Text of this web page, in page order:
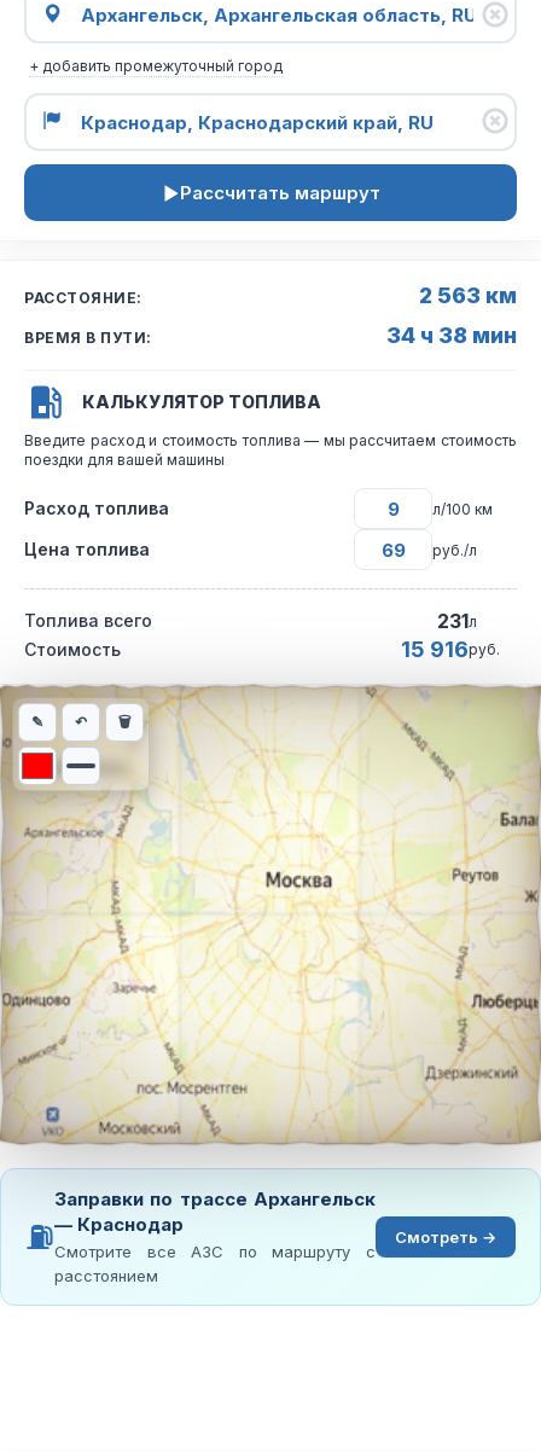
+ добавить промежуточный город
Рассчитать маршрут
РАССТОЯНИЕ: 2 563 км
ВРЕМЯ В ПУТИ: 34 ч 38 мин
КАЛЬКУЛЯТОР ТОПЛИВА
Введите расход и стоимость топлива — мы рассчитаем стоимость
поездки для вашей машины
Расход топлива л/100 км
Цена топлива руб./л
Топлива всего 231л
Стоимость 15 916руб.
Интерактивная карта автомобильного маршрута из города
✎ ↶ 🗑
⛽
Заправки по трассе Архангельск
— Краснодар
Смотрите все АЗС по маршруту с
расстоянием
Смотреть →